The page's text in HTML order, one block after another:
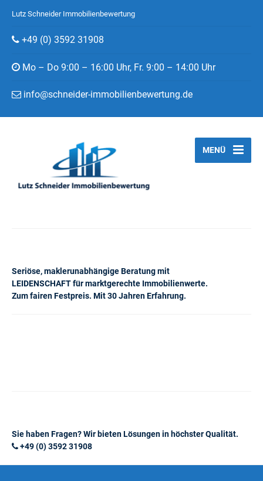
Lutz Schneider Immobilienbewertung
+49 (0) 3592 31908
Mo – Do 9:00 – 16:00 Uhr, Fr. 9:00 – 14:00 Uhr
info@schneider-immobilienbewertung.de
Seriöse, maklerunabhängige Beratung mit
LEIDENSCHAFT für marktgerechte Immobilienwerte.
Zum fairen Festpreis. Mit 30 Jahren Erfahrung.
MENÜ
Sie haben Fragen? Wir bieten Lösungen in höchster Qualität.
+49 (0) 3592 31908